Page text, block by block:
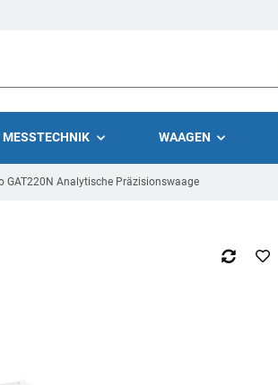
MESSTECHNIK WAAGEN
GAT220N Analytische Präzisionswaage